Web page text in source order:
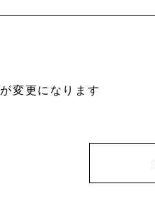
変更になります